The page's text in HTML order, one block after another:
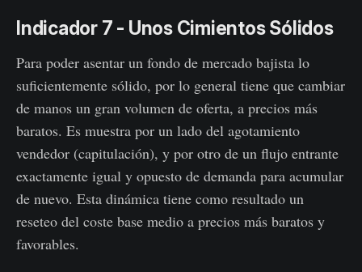
Indicador 7 - Unos Cimientos Sólidos
Para poder asentar un fondo de mercado bajista lo
suficientemente sólido, por lo general tiene que cambiar
de manos un gran volumen de oferta, a precios más
baratos. Es muestra por un lado del agotamiento
vendedor (capitulación), y por otro de un flujo entrante
exactamente igual y opuesto de demanda para acumular
de nuevo. Esta dinámica tiene como resultado un
reseteo del coste base medio a precios más baratos y
favorables.